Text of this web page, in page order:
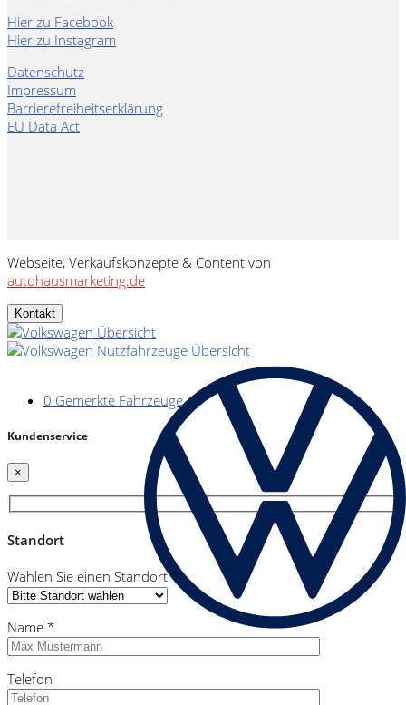
Hier zu Facebook
Hier zu Instagram
Datenschutz
Impressum
Barrierefreiheitserklärung
EU Data Act
Webseite, Verkaufskonzepte & Content von
autohausmarketing.de
Kontakt
0 Gemerkte Fahrzeuge
Kundenservice
×
Standort
Wählen Sie einen Standort *
Name *
Telefon